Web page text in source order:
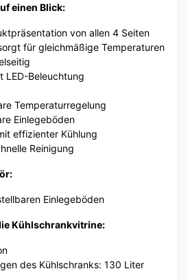
einen Blick:
von allen 4 Seiten
für gleichmäßige Temperaturen
LED-Beleuchtung
Temperaturregelung
Einlegeböden
effizienter Kühlung
Reinigung
Einlegeböden
Kühlschrankvitrine:
des Kühlschranks: 130 Liter